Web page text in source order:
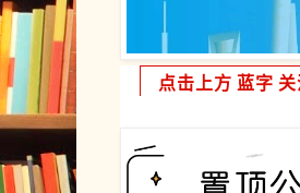
点击上方 蓝字 关